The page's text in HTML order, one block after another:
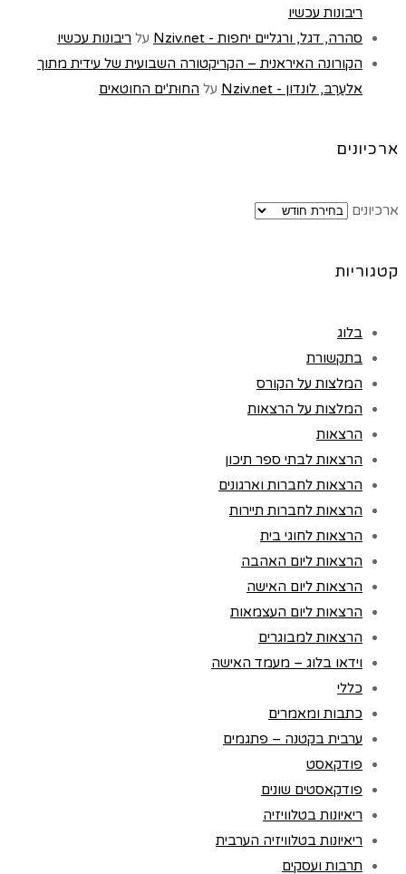
ריבונות עכשיו
סהרה, דגל, ורגליים יחפות - Nziv.net
על ריבונות עכשיו
הקורונה האיראנית – הקריקטורה השבועית של עידית מתוך
אלעַרַבּ, לונדון - Nziv.net
על החוּת'ים החוטאים
ארכיונים
ארכיונים
קטגוריות
בלוג
בתקשורת
המלצות על הקורס
המלצות על הרצאות
הרצאות
הרצאות לבתי ספר תיכון
הרצאות לחברות וארגונים
הרצאות לחברות תיירות
הרצאות לחוגי בית
הרצאות ליום האהבה
הרצאות ליום האישה
הרצאות ליום העצמאות
הרצאות למבוגרים
וידאו בלוג – מעמד האישה
כללי
כתבות ומאמרים
ערבית בקטנה – פתגמים
פודקאסט
פודקאסטים שונים
ריאיונות בטלוויזיה
ריאיונות בטלוויזיה הערבית
תרבות ועסקים